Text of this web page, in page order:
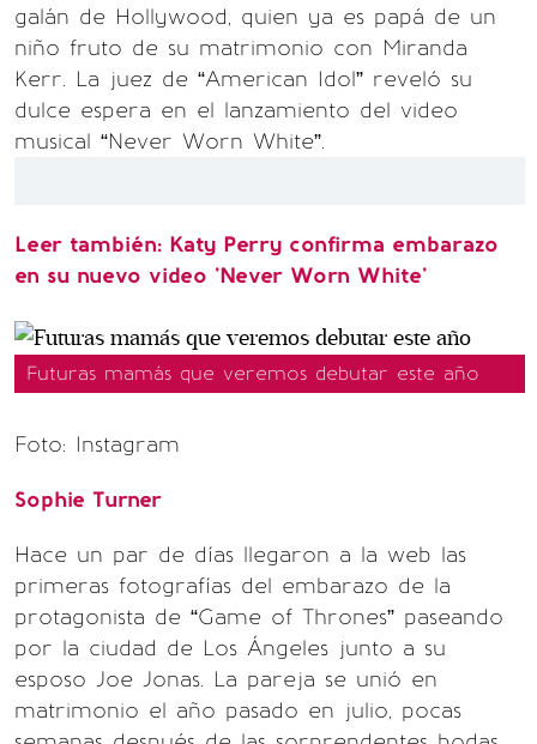
galán de Hollywood, quien ya es papá de un
niño fruto de su matrimonio con Miranda
Kerr. La juez de “American Idol” reveló su
dulce espera en el lanzamiento del video
musical “Never Worn White”.
Leer también: Katy Perry confirma embarazo
en su nuevo video 'Never Worn White'
Futuras mamás que veremos debutar este año
Foto: Instagram
Sophie Turner
Hace un par de días llegaron a la web las
primeras fotografías del embarazo de la
protagonista de “Game of Thrones” paseando
por la ciudad de Los Ángeles junto a su
esposo Joe Jonas. La pareja se unió en
matrimonio el año pasado en julio, pocas